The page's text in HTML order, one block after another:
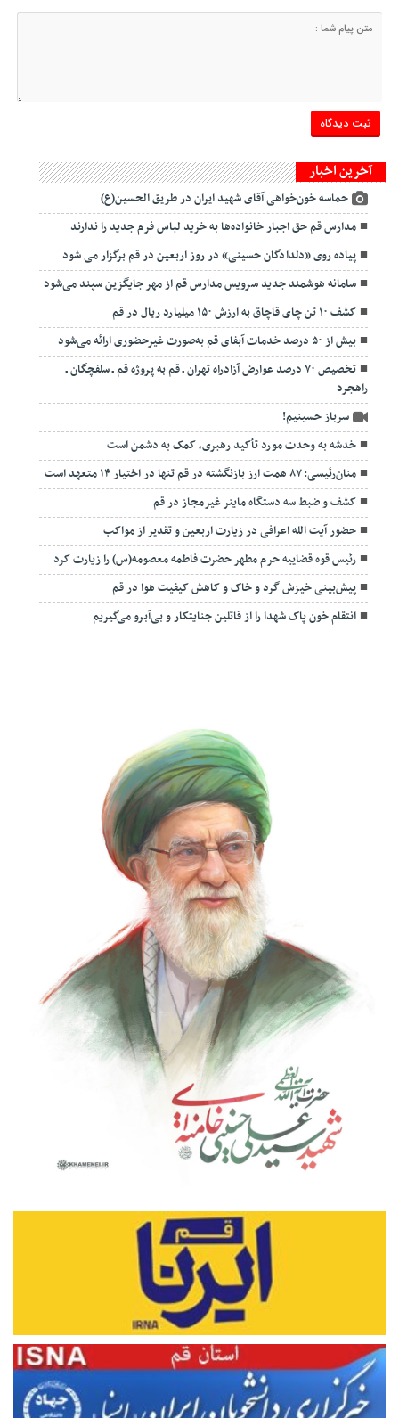
آخرین اخبار
حماسه خون‌خواهی آقای شهید ایران در طریق الحسین(ع)
مدارس قم حق اجبار خانواده‌ها به خرید لباس فرم جدید را ندارند
پیاده روی «دلدادگان حسینی» در روز اربعین در قم برگزار می شود
سامانه هوشمند جدید سرویس مدارس قم از مهر جایگزین سپند می‌شود
کشف ۱۰ تن چای قاچاق به ارزش ۱۵۰ میلیارد ریال در قم
بیش از ۵۰ درصد خدمات آبفای قم به‌صورت غیرحضوری ارائه می‌شود
تخصیص ۷۰ درصد عوارض آزادراه تهران ـ قم به پروژه قم ـ سلفچگان ـ
راهجرد
سرباز حسینیم!
خدشه به وحدت مورد تأکید رهبری، کمک به دشمن است
منان‌رئیسی: ۸۷ همت ارز بازنگشته در قم تنها در اختیار ۱۴ متعهد است
کشف و ضبط سه دستگاه ماینر غیرمجاز در قم
حضور آیت الله اعرافی در زیارت اربعین و تقدیر از مواکب
رئیس قوه قضاییه حرم مطهر حضرت فاطمه معصومه(س) را زیارت کرد
پیش‌بینی خیزش گرد و خاک و کاهش کیفیت هوا در قم
انتقام خون پاک شهدا را از قاتلین جنایتکار و بی‌آبرو می‌گیریم